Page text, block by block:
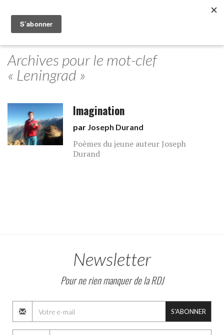
Archives pour le mot-clef
« Leningrad »
Imagination
par Joseph Durand
Poèmes du jeune auteur Joseph
Durand
Newsletter
Pour ne rien manquer de la RDJ
S'ABONNER